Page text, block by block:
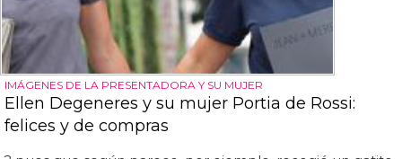
IMÁGENES DE LA PRESENTADORA Y SU MUJER
Ellen Degeneres y su mujer Portia de Rossi:
felices y de compras